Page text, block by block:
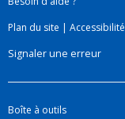
Plan du site | Accessibilité
Signaler une erreur
Boîte à outils